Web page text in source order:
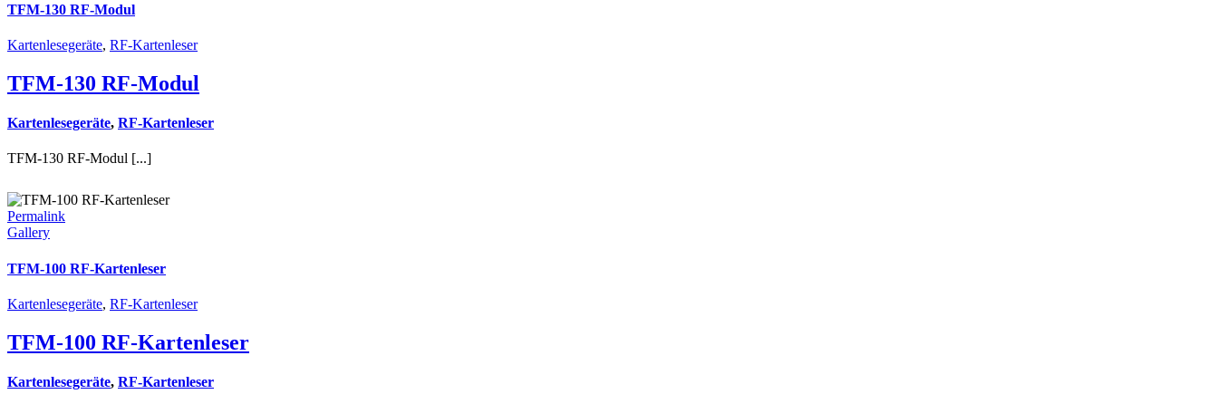
TFM-130 RF-Modul
Kartenlesegeräte, RF-Kartenleser
TFM-130 RF-Modul
Kartenlesegeräte, RF-Kartenleser
TFM-130 RF-Modul [...]
Permalink
Gallery
TFM-100 RF-Kartenleser
Kartenlesegeräte, RF-Kartenleser
TFM-100 RF-Kartenleser
Kartenlesegeräte, RF-Kartenleser